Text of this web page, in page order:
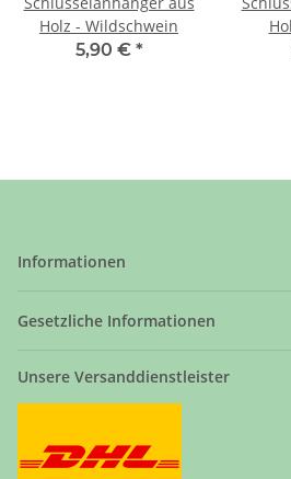
Holz - Wildschwein
5,90 € *
Informationen
Gesetzliche Informationen
Unsere Versanddienstleister